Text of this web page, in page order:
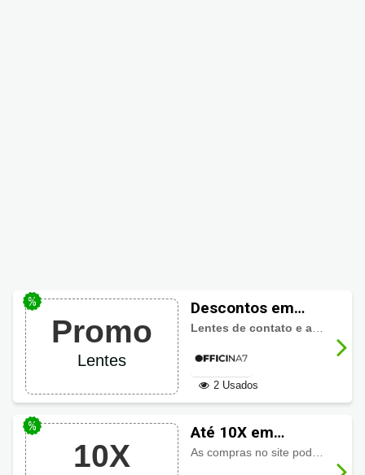
Promo
Lentes
Descontos em
lente de contato
2 Usados
10X
Até 10X em
Officina7